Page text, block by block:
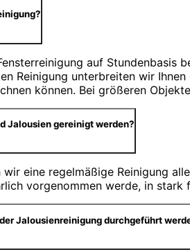
auf Stundenbasis
Reinigung unterbreiten wir
können. Bei größeren
Jalousien gereinigt werden?
wir eine regelmäßige Reinigung
vorgenommen werde, in
Jalousienreinigung durchgeführt